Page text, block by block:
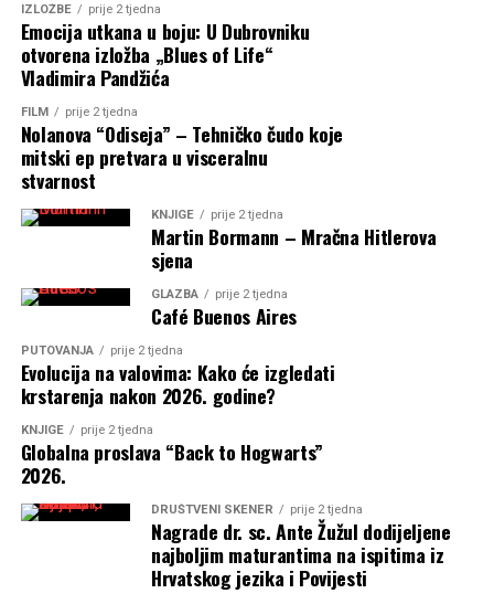
IZLOŽBE prije 2 tjedna
Emocija utkana u boju: U Dubrovniku
otvorena izložba „Blues of Life“
Vladimira Pandžića
FILM prije 2 tjedna
Nolanova “Odiseja” – Tehničko čudo koje
mitski ep pretvara u visceralnu
stvarnost
KNJIGE prije 2 tjedna
Martin Bormann – Mračna Hitlerova
sjena
GLAZBA prije 2 tjedna
Café Buenos Aires
PUTOVANJA prije 2 tjedna
Evolucija na valovima: Kako će izgledati
krstarenja nakon 2026. godine?
KNJIGE prije 2 tjedna
Globalna proslava “Back to Hogwarts”
2026.
DRUŠTVENI SKENER prije 2 tjedna
Nagrade dr. sc. Ante Žužul dodijeljene
najboljim maturantima na ispitima iz
Hrvatskog jezika i Povijesti